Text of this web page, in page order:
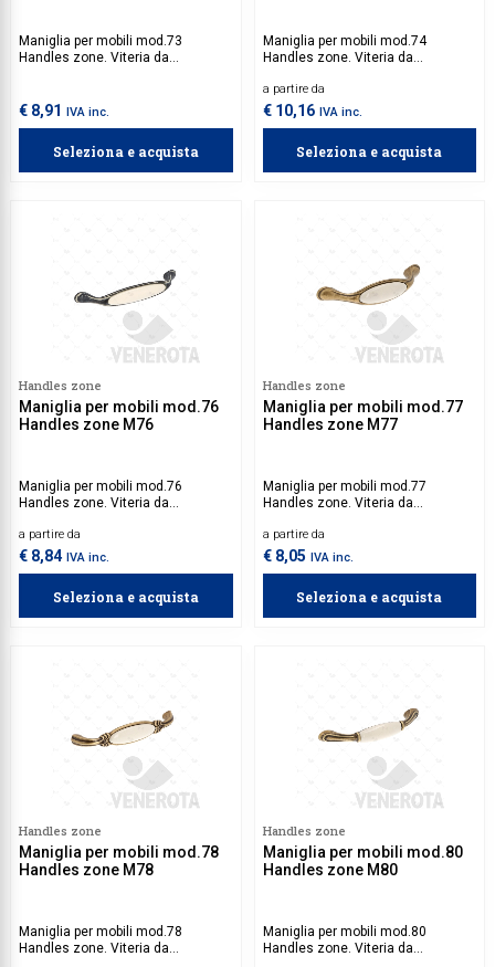
Maniglia per mobili mod.73
Handles zone. Viteria da
€ 8,91 IVA inc.
Seleziona e acquista
Maniglia per mobili mod.74
Handles zone. Viteria da
a partire da
€ 10,16 IVA inc.
Seleziona e acquista
Handles zone
Maniglia per mobili mod.76
Handles zone M76
Maniglia per mobili mod.76
Handles zone. Viteria da
a partire da
€ 8,84 IVA inc.
Seleziona e acquista
Handles zone
Maniglia per mobili mod.77
Handles zone M77
Maniglia per mobili mod.77
Handles zone. Viteria da
a partire da
€ 8,05 IVA inc.
Seleziona e acquista
Handles zone
Maniglia per mobili mod.78
Handles zone M78
Maniglia per mobili mod.78
Handles zone. Viteria da
Handles zone
Maniglia per mobili mod.80
Handles zone M80
Maniglia per mobili mod.80
Handles zone. Viteria da